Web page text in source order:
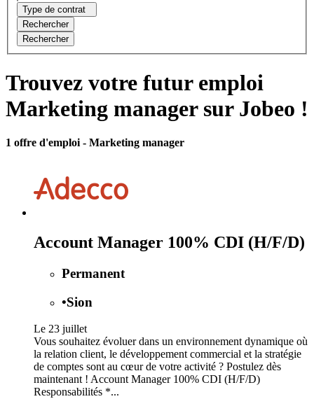
Type de contrat
Rechercher
Rechercher
Trouvez votre futur emploi
Marketing manager sur Jobeo !
1 offre d'emploi - Marketing manager
Account Manager 100% CDI (H/F/D)
Permanent
•Sion
Le 23 juillet
Vous souhaitez évoluer dans un environnement dynamique où
la relation client, le développement commercial et la stratégie
de comptes sont au cœur de votre activité ? Postulez dès
maintenant ! Account Manager 100% CDI (H/F/D)
Responsabilités *...